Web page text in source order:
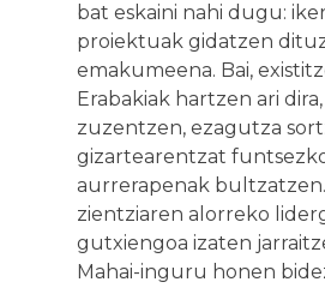
bat eskaini nahi dugu:
proiektuak gidatzen
emakumeena. Bai,
Erabakiak hartzen ari
zuzentzen, ezagutza
gizartearentzat
aurrerapenak
zientziaren alorreko
gutxiengoa izaten
Mahai-inguru honen